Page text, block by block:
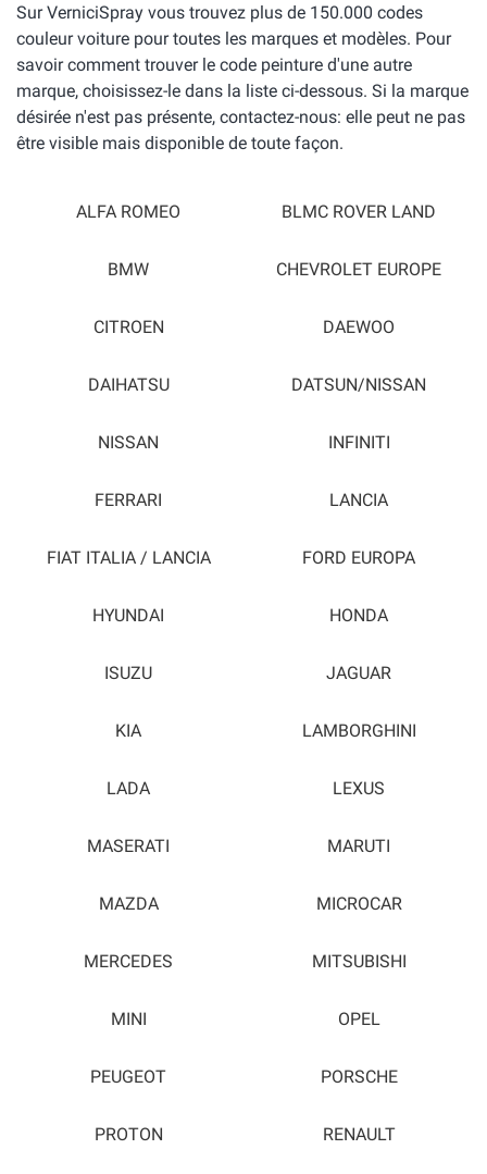
Sur VerniciSpray vous trouvez plus de 150.000 codes
couleur voiture pour toutes les marques et modèles. Pour
savoir comment trouver le code peinture d'une autre
marque, choisissez-le dans la liste ci-dessous. Si la marque
désirée n'est pas présente, contactez-nous: elle peut ne pas
être visible mais disponible de toute façon.
ALFA ROMEO BLMC ROVER LAND
BMW CHEVROLET EUROPE
CITROEN DAEWOO
DAIHATSU DATSUN/NISSAN
NISSAN INFINITI
FERRARI LANCIA
FIAT ITALIA / LANCIA FORD EUROPA
HYUNDAI HONDA
ISUZU JAGUAR
KIA LAMBORGHINI
LADA LEXUS
MASERATI MARUTI
MAZDA MICROCAR
MERCEDES MITSUBISHI
MINI OPEL
PEUGEOT PORSCHE
PROTON RENAULT